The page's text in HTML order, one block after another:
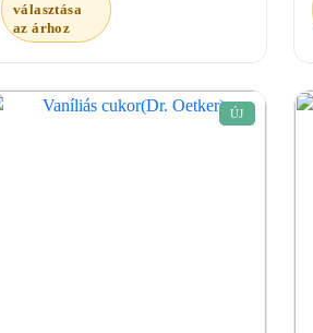
választása
az árhoz
ÚJ